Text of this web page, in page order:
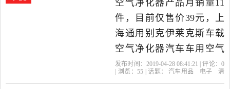
空气净化器产品月销量11
件，目前仅售价39元，上
海通用别克伊莱克斯车载
空气净化器汽车车用空气
净化器正品包邮是2019年
发布时间：2019-04-28 08:41:21 | 评论： 0
| 浏览：55 | 话题： 汽车用品 电子
清